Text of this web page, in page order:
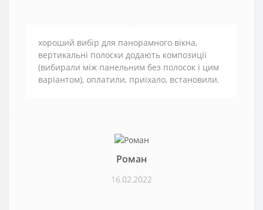
хороший вибір для панорамного вікна,
вертикальні полоски додають композиції
(вибирали між панельним без полосок і цим
варіантом), оплатили, приїхало, встановили.
Роман
16.02.2022